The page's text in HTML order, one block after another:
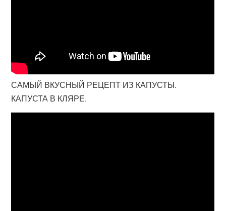
САМЫЙ ВКУСНЫЙ РЕЦЕПТ ИЗ КАПУСТЫ.
КАПУСТА В КЛЯРЕ.